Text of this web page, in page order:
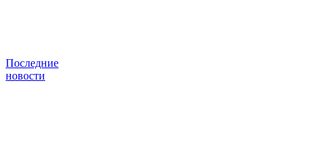
Последние
новости